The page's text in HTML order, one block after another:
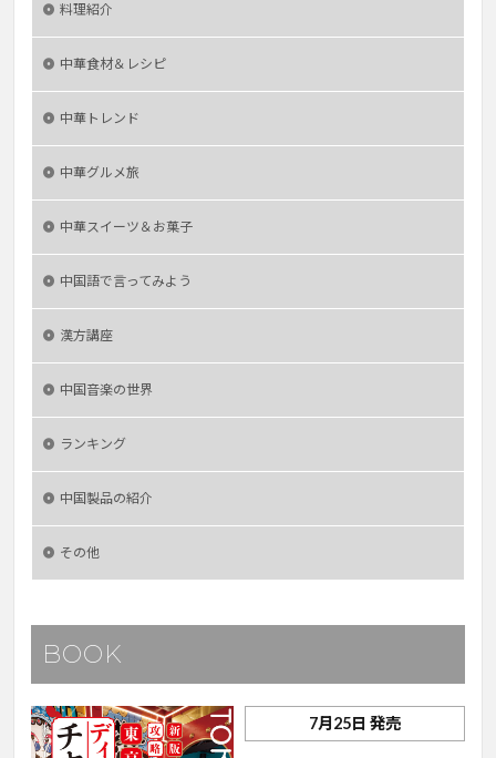
料理紹介
中華食材＆レシピ
中華トレンド
中華グルメ旅
中華スイーツ＆お菓子
中国語で言ってみよう
漢方講座
中国音楽の世界
ランキング
中国製品の紹介
その他
BOOK
7月25日 発売